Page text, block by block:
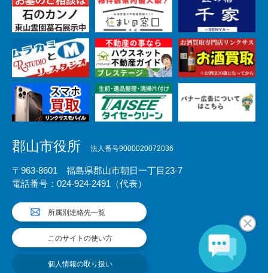
郡山市役所 法人番号9000020072036
〒963-8601 福島県郡山市朝日一丁目23-7
電話番号：024-924-2491（代表）
所属別連絡先一覧
このサイトの使い方
個人情報の取り扱い